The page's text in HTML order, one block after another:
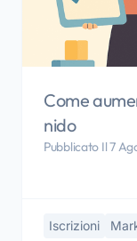
Come
nido
Pubblicato Il 7
Iscrizioni